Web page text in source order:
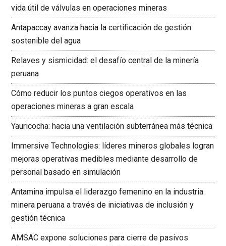
vida útil de válvulas en operaciones mineras
Antapaccay avanza hacia la certificación de gestión
sostenible del agua
Relaves y sismicidad: el desafío central de la minería
peruana
Cómo reducir los puntos ciegos operativos en las
operaciones mineras a gran escala
Yauricocha: hacia una ventilación subterránea más técnica
Immersive Technologies: líderes mineros globales logran
mejoras operativas medibles mediante desarrollo de
personal basado en simulación
Antamina impulsa el liderazgo femenino en la industria
minera peruana a través de iniciativas de inclusión y
gestión técnica
AMSAC expone soluciones para cierre de pasivos